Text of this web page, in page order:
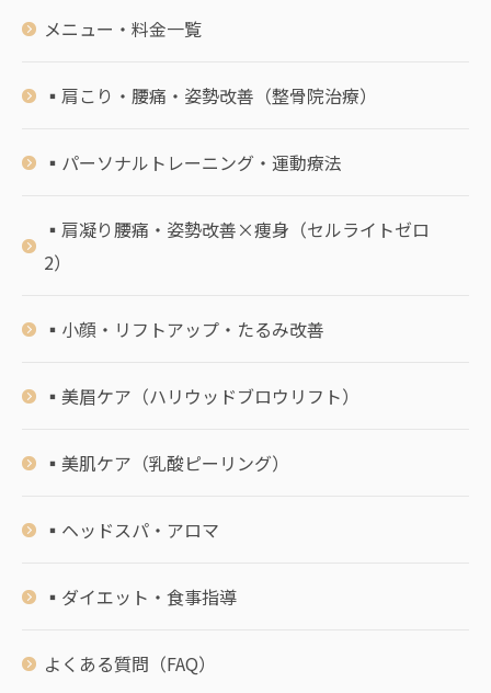
メニュー・料金一覧
▪️肩こり・腰痛・姿勢改善（整骨院治療）
▪️パーソナルトレーニング・運動療法
▪️肩凝り腰痛・姿勢改善×痩身（セルライトゼロ
2）
▪️小顔・リフトアップ・たるみ改善
▪️美眉ケア（ハリウッドブロウリフト）
▪️美肌ケア（乳酸ピーリング）
▪️ヘッドスパ・アロマ
▪️ダイエット・食事指導
よくある質問（FAQ）